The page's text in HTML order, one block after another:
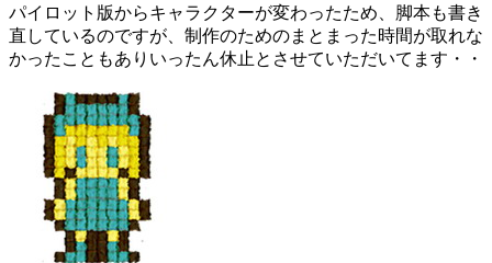
パイロット版からキャラクターが変わったため、脚本も書き
直しているのですが、制作のためのまとまった時間が取れな
かったこともありいったん休止とさせていただいてます・・